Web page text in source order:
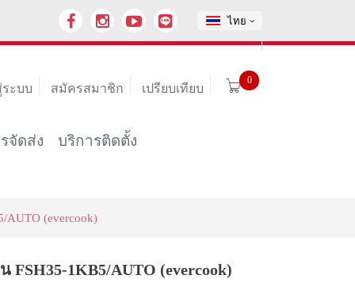
ไทย
ระบบ สมัครสมาชิก เปรียบเทียบ
0
จัดส่ง
บริการติดตั้ง
AUTO (evercook)
FSH35-1KB5/AUTO (evercook)